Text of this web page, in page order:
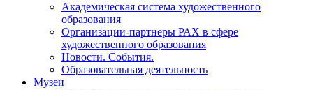
Академическая система художественного
образования
Организации-партнеры РАХ в сфере
художественного образования
Новости. События.
Образовательная деятельность
Музеи